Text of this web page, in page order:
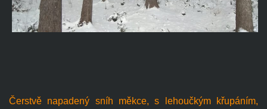
Čerstvě napadený sníh měkce, s lehoučkým křupáním,